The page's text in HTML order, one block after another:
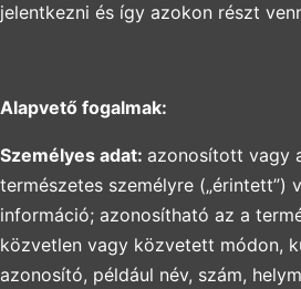
jelentkezni és így azokon részt
Alapvető fogalmak:
Személyes adat: azonosított vagy
természetes személyre („érintett”)
információ; azonosítható az a
közvetlen vagy közvetett módon,
azonosító, például név, szám,